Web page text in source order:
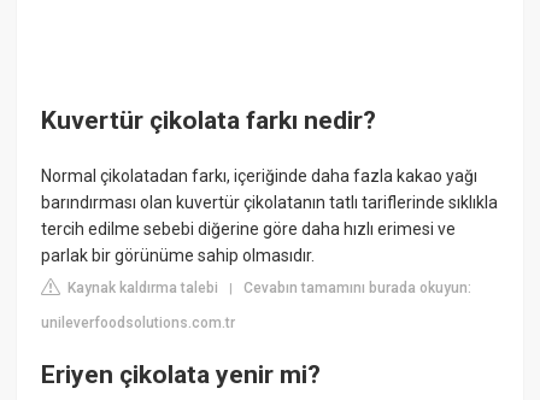
Kuvertür çikolata farkı nedir?
Normal çikolatadan farkı, içeriğinde daha fazla kakao yağı
barındırması olan kuvertür çikolatanın tatlı tariflerinde sıklıkla
tercih edilme sebebi diğerine göre daha hızlı erimesi ve
parlak bir görünüme sahip olmasıdır.
Kaynak kaldırma talebi |Cevabın tamamını burada okuyun:
unileverfoodsolutions.com.tr
Eriyen çikolata yenir mi?